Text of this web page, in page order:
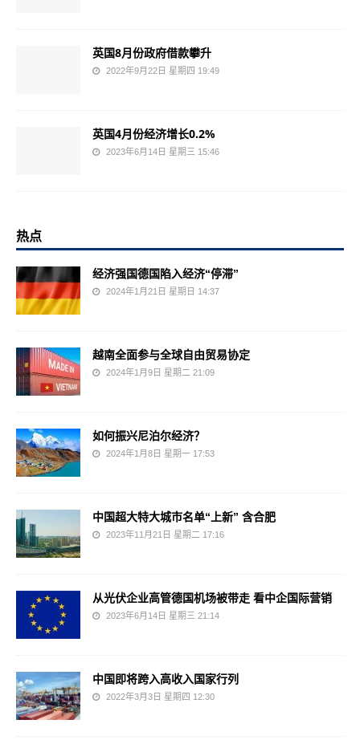
英国8月份政府借款攀升
2022年9月22日 星期四 19:49
英国4月份经济增长0.2%
2023年6月14日 星期三 15:46
热点
经济强国德国陷入经济“停滞”
2024年1月21日 星期日 14:37
越南全面参与全球自由贸易协定
2024年1月9日 星期二 21:09
如何振兴尼泊尔经济？
2024年1月8日 星期一 17:53
中国超大特大城市名单“上新” 含合肥
2023年11月21日 星期二 17:16
从光伏企业高管德国机场被带走 看中企国际营销
2023年6月14日 星期三 21:14
中国即将跨入高收入国家行列
2022年3月3日 星期四 12:30